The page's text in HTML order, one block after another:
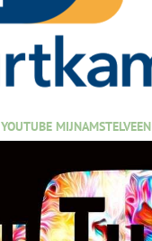
YOUTUBE MIJNAMSTELVEEN